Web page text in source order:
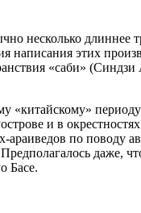
несколько длиннее
написания этих
«саби»
«китайскому»
и в
по поводу
даже,
Басе.